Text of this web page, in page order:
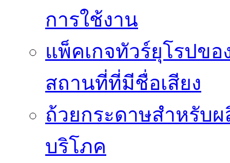
การใช้งาน
แพ็คเกจทัวร์ยุโรปขอ
สถานที่ที่มีชื่อเสียง
ถ้วยกระดาษสำหรับ
บริโภค